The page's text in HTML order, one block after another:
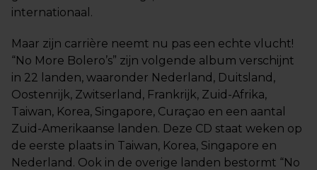
internationaal.
Maar zijn carrière neemt nu pas een echte vlucht!
“No More Bolero’s” zijn volgende album verschijnt
in 22 landen, waaronder Nederland, Duitsland,
Oostenrijk, Zwitserland, Frankrijk, Zuid-Afrika,
Taiwan, Korea, Singapore, Curaçao en een aantal
Zuid-Amerikaanse landen. Deze CD staat weken op
de eerste plaats in Taiwan, Korea, Singapore en
Nederland. Ook in de overige landen bestormt “No